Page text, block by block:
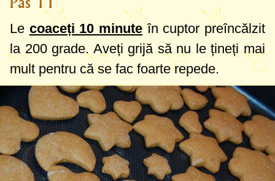
Le coaceți 10 minuteîn cuptor preîncălzit
la 200 grade. Aveți grijă să nu le țineți mai
mult pentru că se fac foarte repede.